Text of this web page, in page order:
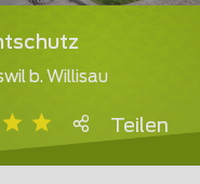
b. Willisau
Teilen